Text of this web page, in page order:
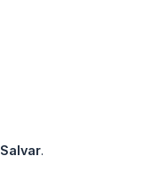
Salvar.